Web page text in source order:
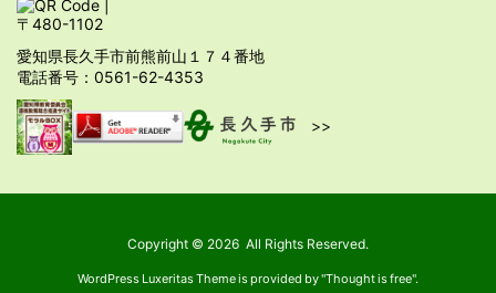
〒480-1102
愛知県長久手市前熊前山１７４番地
電話番号：0561-62-4353
>>
Copyright © 2026 All Rights Reserved.
WordPress Luxeritas Theme is provided by "Thought is free".